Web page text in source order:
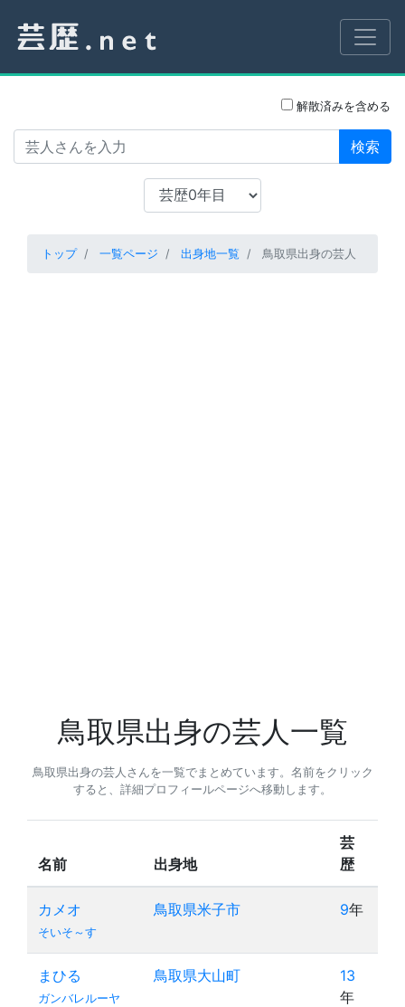
解散済みを含める
検索
トップ 一覧ページ 出身地一覧 鳥取県出身の芸人
鳥取県出身の芸人一覧
鳥取県出身の芸人さんを一覧でまとめています。名前をクリック
すると、詳細プロフィールページへ移動します。
名前 出身地
芸
歴
カメオ
そいそ～す
鳥取県米子市 9年
まひる
ガンバレルーヤ
鳥取県大山町
13
年